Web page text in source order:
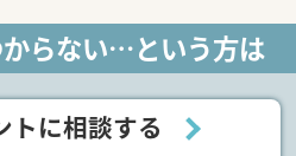
らない…という方は
トに相談する